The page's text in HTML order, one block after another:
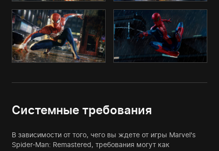
Системные требования
В зависимости от того, чего вы ждете от игры Marvel's
Spider-Man: Remastered, требования могут как